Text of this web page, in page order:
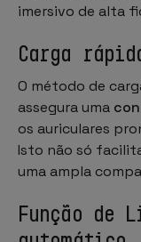
imersivo de alta
Carga
O método de
assegura uma
os auriculares
Isto não só
uma ampla
Função de